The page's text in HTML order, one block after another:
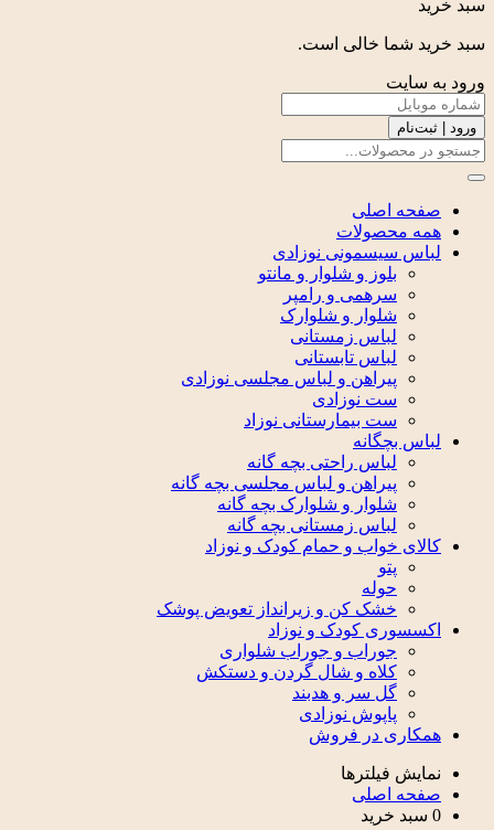
سبد خرید
سبد خرید شما خالی است.
ورود به سایت
ورود | ثبت‌نام
صفحه اصلی
همه محصولات
لباس سیسمونی نوزادی
بلوز و شلوار و مانتو
سرهمی و رامپر
شلوار و شلوارک
لباس زمستانی
لباس تابستانی
پیراهن و لباس مجلسی نوزادی
ست نوزادی
ست بیمارستانی نوزاد
لباس بچگانه
لباس راحتی بچه گانه
پیراهن و لباس مجلسی بچه گانه
شلوار و شلوارک بچه گانه
لباس زمستانی بچه گانه
کالای خواب و حمام کودک و نوزاد
پتو
حوله
خشک کن و زیرانداز تعویض پوشک
اکسسوری کودک و نوزاد
جوراب و جوراب شلواری
کلاه و شال گردن و دستکش
گل سر و هدبند
پاپوش نوزادی
همکاری در فروش
نمایش فیلترها
صفحه اصلی
0 سبد خرید